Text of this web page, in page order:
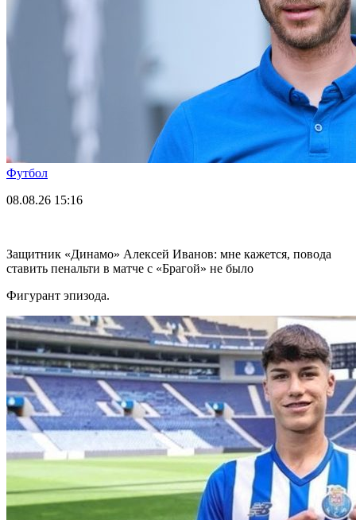
Футбол
08.08.26 15:16
Защитник «Динамо» Алексей Иванов: мне кажется, повода
ставить пенальти в матче с «Брагой» не было
Фигурант эпизода.